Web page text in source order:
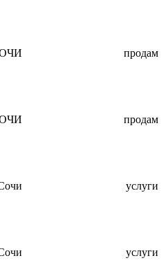
продам
продам
услуги
услуги